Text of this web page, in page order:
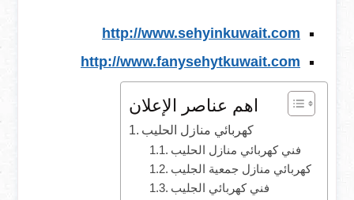
http://www.sehyinkuwait.com
http://www.fanysehytkuwait.com
اهم عناصر الإعلان
كهربائي منازل الحليب
فني كهربائي منازل الحليب
كهربائي منازل جمعية الجليب
فني كهربائي الجليب